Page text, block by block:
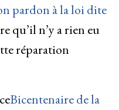
pardon à la loi dite
qu’il n’y a rien eu
réparation
Bicentenaire de la